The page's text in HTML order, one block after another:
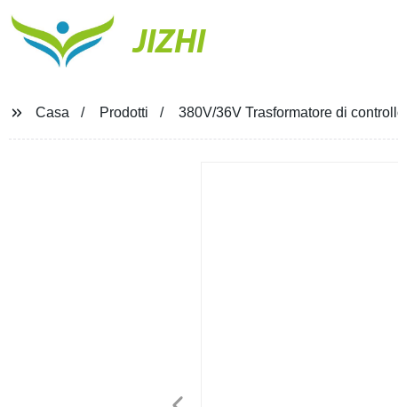
JIZHI
Casa Prodotti 380V/36V Trasformatore di